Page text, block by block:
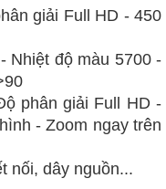
giải Full HD - 450
Nhiệt độ màu 5700 -
phân giải Full HD -
- Zoom ngay trên
nối, dây nguồn...